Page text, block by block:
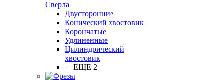
Сверла
Двусторонние
Конический хвостовик
Корончатые
Удлиненные
Цилиндрический
хвостовик
+ ЕЩЕ 2